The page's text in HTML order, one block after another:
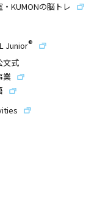
KUMONの脳トレ
Junior®
文式
業